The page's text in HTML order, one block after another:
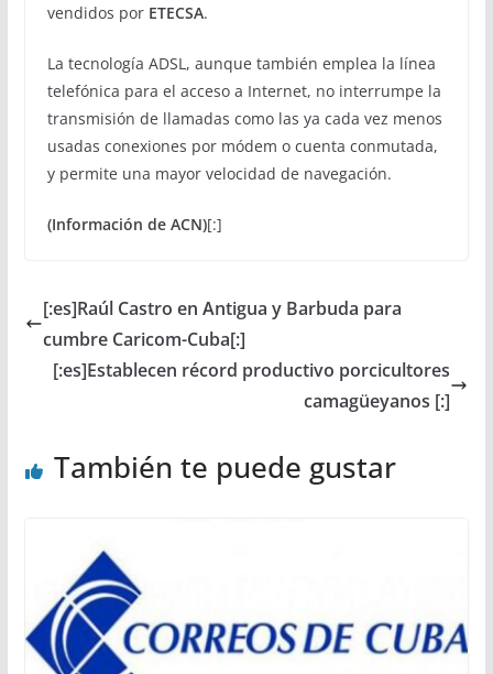
vendidos por ETECSA.
La tecnología ADSL, aunque también emplea la línea
telefónica para el acceso a Internet, no interrumpe la
transmisión de llamadas como las ya cada vez menos
usadas conexiones por módem o cuenta conmutada,
y permite una mayor velocidad de navegación.
(Información de ACN)[:]
[:es]Raúl Castro en Antigua y Barbuda para
cumbre Caricom-Cuba[:]
[:es]Establecen récord productivo porcicultores
camagüeyanos [:]
También te puede gustar